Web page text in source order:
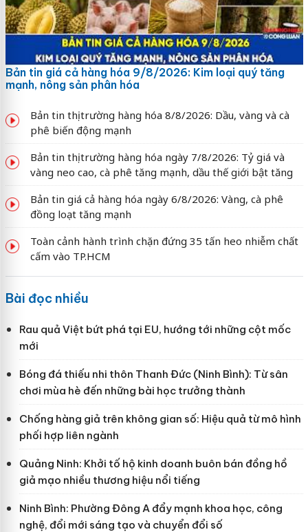
Bản tin giá cả hàng hóa 9/8/2026: Kim loại quý tăng
mạnh, nông sản phân hóa
Bản tin thị trường hàng hóa 8/8/2026: Dầu, vàng và cà
phê biến động mạnh
Bản tin thị trường hàng hóa ngày 7/8/2026: Tỷ giá và
vàng neo cao, cà phê tăng mạnh, dầu thế giới bật tăng
Bản tin giá cả hàng hóa ngày 6/8/2026: Vàng, cà phê
đồng loạt tăng mạnh
Toàn cảnh hành trình chặn đứng 35 tấn heo nhiễm chất
cấm vào TP.HCM
Bài đọc nhiều
Rau quả Việt bứt phá tại EU, hướng tới những cột mốc
mới
Bóng đá thiếu nhi thôn Thanh Đức (Ninh Bình): Từ sân
chơi mùa hè đến những bài học trưởng thành
Chống hàng giả trên không gian số: Hiệu quả từ mô hình
phối hợp liên ngành
Quảng Ninh: Khởi tố hộ kinh doanh buôn bán đồng hồ
giả mạo nhiều thương hiệu nổi tiếng
Ninh Bình: Phường Đông A đẩy mạnh khoa học, công
nghệ, đổi mới sáng tạo và chuyển đổi số